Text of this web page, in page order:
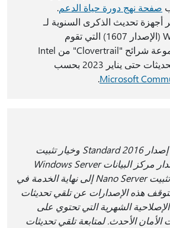
صفحة نهج دورة حياة الدعم.
تحديث الذكرى السنوية لـ
Windows 10 (الإصدار 1607) التي تقوم
بتشغيل مجموعة شرائح "Clovertrail" من Intel
حتى يناير 2023 بحسب
.
Windows Server إصدار Standard 2016 وخيار تثبيت
Nano Server وإصدار مركز البيانات Windows Server
2016، وصل خيار تثبيت Nano Server إلى نهاية الخدمة في
هذه الإصدارات عن تلقي تحديثات
الإصلاحية الشهرية التي تحتوي على
الأمان الأحدث. لمتابعة تلقي تحديثات